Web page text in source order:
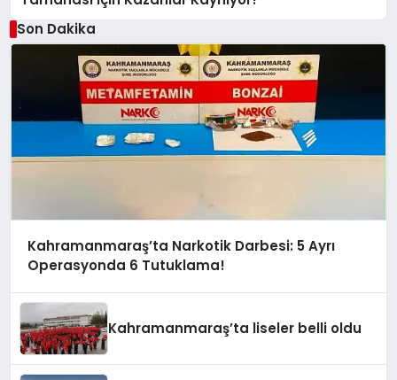
Son Dakika
Kahramanmaraş’ta Narkotik Darbesi: 5 Ayrı
Operasyonda 6 Tutuklama!
Kahramanmaraş’ta liseler belli oldu